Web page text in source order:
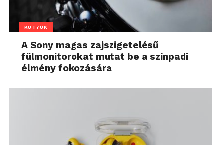
KÜTYÜK
A Sony magas zajszigetelésű
fülmonitorokat mutat be a színpadi
élmény fokozására